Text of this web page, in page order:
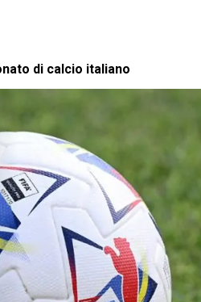
di calcio italiano